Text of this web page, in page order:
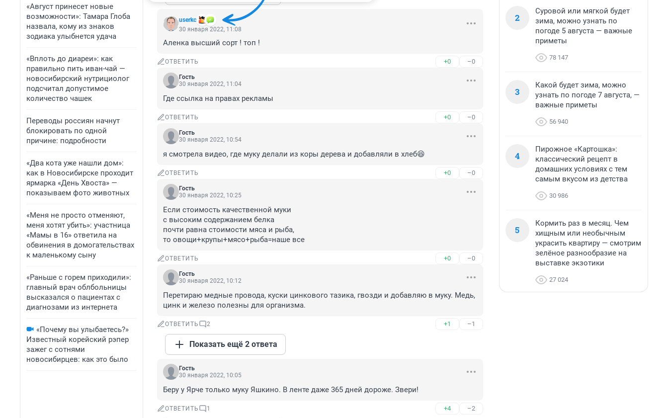
«Август принесет новые
возможности»: Тамара Глоба
назвала, кому из знаков
зодиака улыбнется удача
«Вплоть до диареи»: как
правильно пить иван-чай —
новосибирский нутрициолог
подсчитал допустимое
количество чашек
Переводы россиян начнут
блокировать по одной
причине: подробности
«Два кота уже нашли дом»:
как в Новосибирске проходит
ярмарка «День Хвоста» —
показываем фото животных
«Меня не просто отменяют,
меня хотят убить»: участница
«Мамы в 16» ответила на
обвинения в домогательствах
к маленькому сыну
«Раньше с горем приходили»:
главный врач облбольницы
высказался о пациентах с
диагнозами из интернета
«Почему вы улыбаетесь?»
Известный корейский рэпер
зажег с сотнями
новосибирцев: как это было
userkc
30 января 2022, 11:08
Аленка высший сорт ! топ !
ОТВЕТИТЬ +0 –0
Гость
30 января 2022, 11:04
Где ссылка на правах рекламы
ОТВЕТИТЬ +0 –0
Гость
30 января 2022, 10:54
я смотрела видео, где муку делали из коры дерева и добавляли в хлеб😆
ОТВЕТИТЬ +0 –0
Гость
30 января 2022, 10:25
Если стоимость качественной муки
с высоким содержанием белка
почти равна стоимости мяса и рыба,
то овощи+крупы+мясо+рыба=наше все
ОТВЕТИТЬ +0 –0
Гость
30 января 2022, 10:12
Перетираю медные провода, куски цинкового тазика, гвозди и добавляю в муку. Медь,
цинк и железо полезны для организма.
ОТВЕТИТЬ 2 +1 –1
Показать ещё 2 ответа
Гость
30 января 2022, 10:05
Беру у Ярче только муку Яшкино. В ленте даже 365 дней дороже. Звери!
ОТВЕТИТЬ 1 +4 –2
2
Суровой или мягкой будет
зима, можно узнать по
погоде 5 августа — важные
приметы
78 147
3
Какой будет зима, можно
узнать по погоде 7 августа, —
важные приметы
56 940
4
Пирожное «Картошка»:
классический рецепт в
домашних условиях с тем
самым вкусом из детства
30 986
5
Кормить раз в месяц. Чем
хищным или необычным
украсить квартиру — смотрим
зелёное разнообразие на
выставке экзотики
27 024